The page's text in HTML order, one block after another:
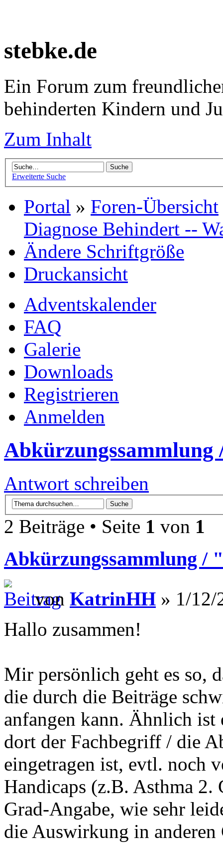
stebke.de
Ein Forum zum
behinderten Kindern und
Zum Inhalt
Erweiterte Suche
Portal » Foren-Übersicht
Diagnose Behindert --
Ändere Schriftgröße
Druckansicht
Adventskalender
FAQ
Galerie
Downloads
Registrieren
Anmelden
Antwort schreiben
2 Beiträge • Seite 1 von 1
Abkürzungssammlung /
von KatrinHH » 1/12/
Hallo zusammen!
Mir persönlich geht es so,
die durch die Beiträge
anfangen kann. Ähnlich ist
dort der Fachbegriff / die
eingetragen ist, evtl. noch
Handicaps (z.B. Asthma 2.
Grad-Angabe, wie sehr
die Auswirkung in anderen